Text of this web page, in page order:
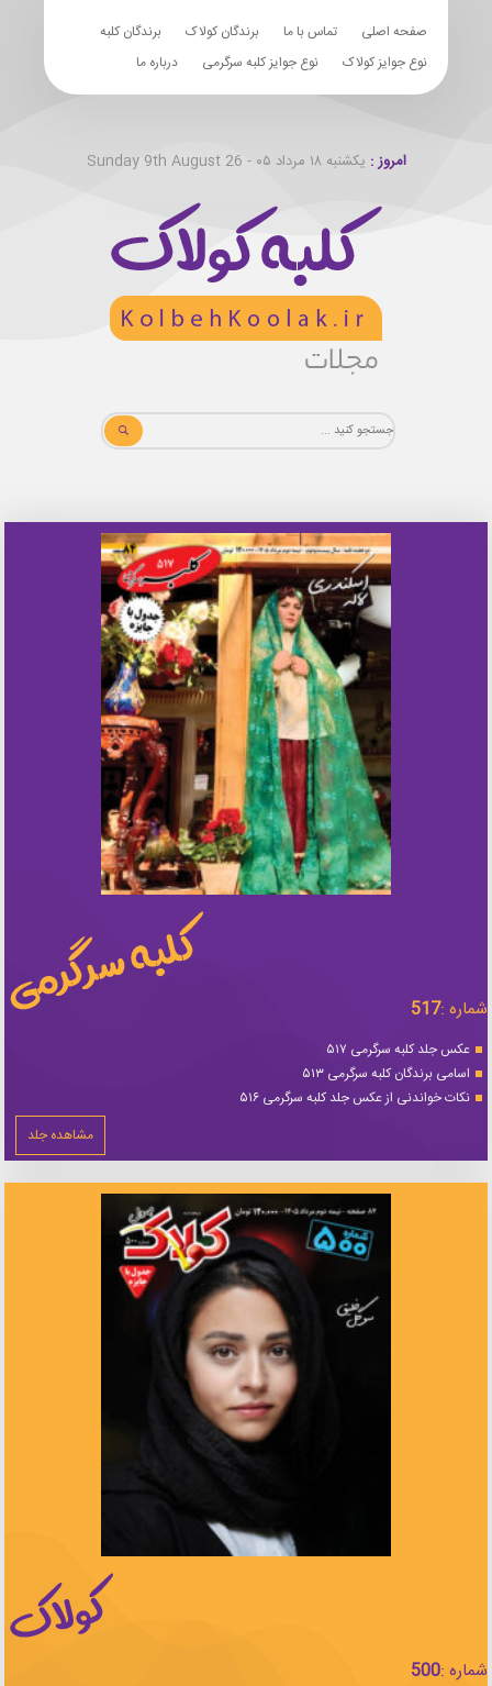
صفحه اصلی تماس با ما برندگان کولاک
برندگان کلبه
نوع جوایز کولاک
نوع جوایز کلبه سرگرمی درباره ما
امروز : یکشنبه ۱۸ مرداد ۰۵ - Sunday 9th August 26
شماره :517
عکس جلد کلبه سرگرمی ۵۱۷
اسامی برندگان کلبه سرگرمی ۵۱۳
نکات خواندنی از عکس جلد کلبه سرگرمی ۵۱۶
مشاهده جلد
شماره :500